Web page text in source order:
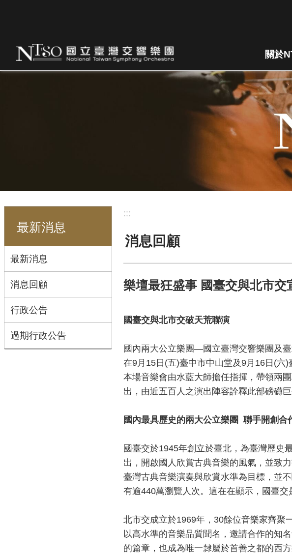
關於
最新消息
最新消息
消息回顧
行政公告
過期行政公告
:::
消息回顧
樂壇最狂盛事 國臺交與北市
國臺交與北市交破天荒聯演
國內兩大公立樂團—國立臺灣交響樂團及
在9月 15 日 (五)臺中市中山堂及9月 16 日 (六)
本場音樂會由水藍大師擔任指揮，帶領兩
出，由近五百人之演出陣容詮釋此部磅礴
國內最具歷史的兩大公立樂團 聯手開創合
國臺交於1945年創立於臺北，為臺灣歷史
出，開啟國人欣賞古典音樂的風氣，並致
臺灣古典音樂演奏與欣賞水準為目標，並不
有逾440萬瀏覽人次。這在在顯示，國臺交
北市交成立於1969年， 30餘位音樂家齊聚
以高水準的音樂品質聞名，邀請合作的知
的篇章，也成為唯一隸屬於首善之都的西方